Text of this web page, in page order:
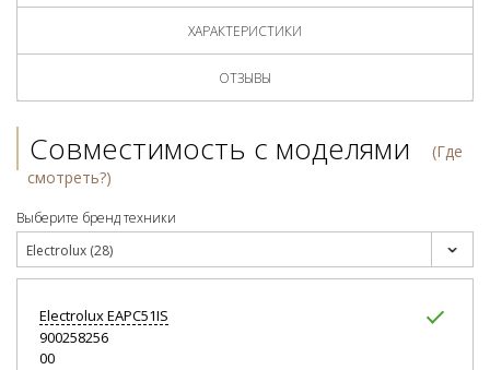
ХАРАКТЕРИСТИКИ
ОТЗЫВЫ
Совместимость с моделями
(Где
смотреть?)
Выберите бренд техники
Electrolux (28)
ElectroluxEAPC51IS
900258256
00